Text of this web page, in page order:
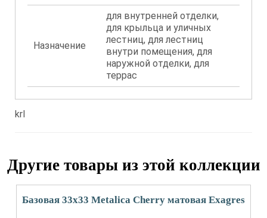
Назначение
для внутренней отделки,
для крыльца и уличных
лестниц, для лестниц
внутри помещения, для
наружной отделки, для
террас
krl
Другие товары из этой коллекции
Базовая 33x33 Metalica Cherry матовая Exagres